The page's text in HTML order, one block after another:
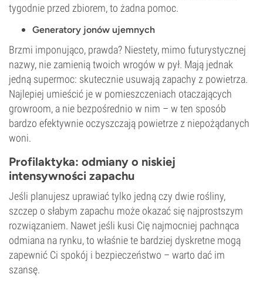
tygodnie przed zbiorem, to żadna pomoc.
Generatory jonów ujemnych
Brzmi imponująco, prawda? Niestety, mimo futurystycznej
nazwy, nie zamienią twoich wrogów w pył. Mają jednak
jedną supermoc: skutecznie usuwają zapachy z powietrza.
Najlepiej umieścić je w pomieszczeniach otaczających
growroom, a nie bezpośrednio w nim – w ten sposób
bardzo efektywnie oczyszczają powietrze z niepożądanych
woni.
Profilaktyka: odmiany o niskiej
intensywności zapachu
Jeśli planujesz uprawiać tylko jedną czy dwie rośliny,
szczep o słabym zapachu może okazać się najprostszym
rozwiązaniem. Nawet jeśli kusi Cię najmocniej pachnąca
odmiana na rynku, to właśnie te bardziej dyskretne mogą
zapewnić Ci spokój i bezpieczeństwo – warto dać im
szansę.